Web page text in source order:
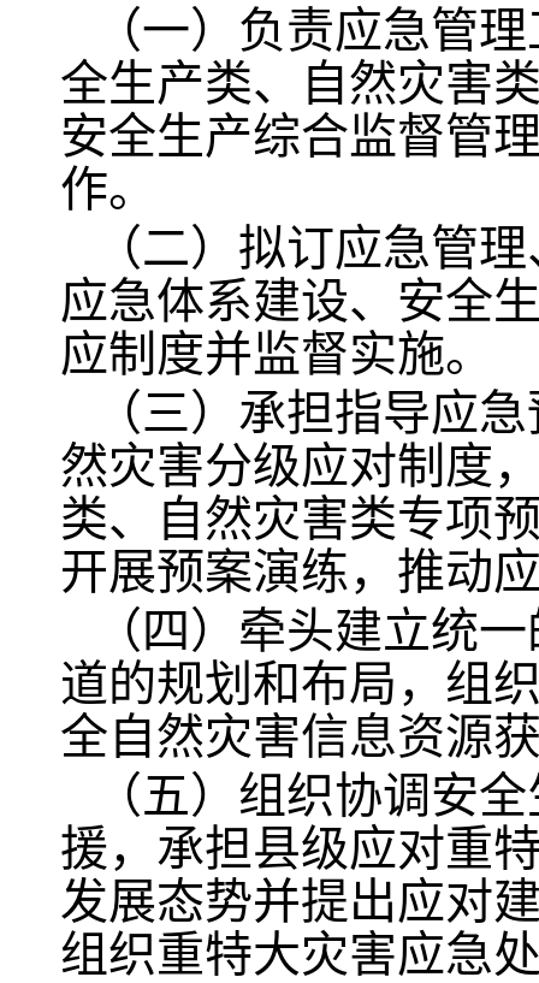
（一）负责应急管
全生产类、自然灾害
安全生产综合监督管
作。
（二）拟订应急管
应急体系建设、安全
应制度并监督实施。
（三）承担指导应
然灾害分级应对制度
类、自然灾害类专项
开展预案演练，推动
（四）牵头建立统
道的规划和布局，组
全自然灾害信息资源
（五）组织协调安
援，承担县级应对重
发展态势并提出应对
组织重特大灾害应急